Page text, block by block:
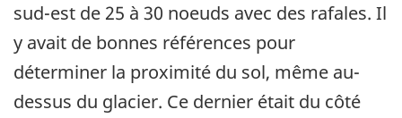
sud-est de 25 à 30 noeuds avec des rafales. Il
y avait de bonnes références pour
déterminer la proximité du sol, même au-
dessus du glacier. Ce dernier était du côté